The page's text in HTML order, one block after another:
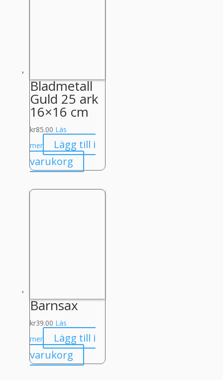
Bladmetall
Guld 25 ark
16×16 cm
kr85.00 Läs
mer
Lägg till i
varukorg
Barnsax
kr39.00 Läs
mer
Lägg till i
varukorg